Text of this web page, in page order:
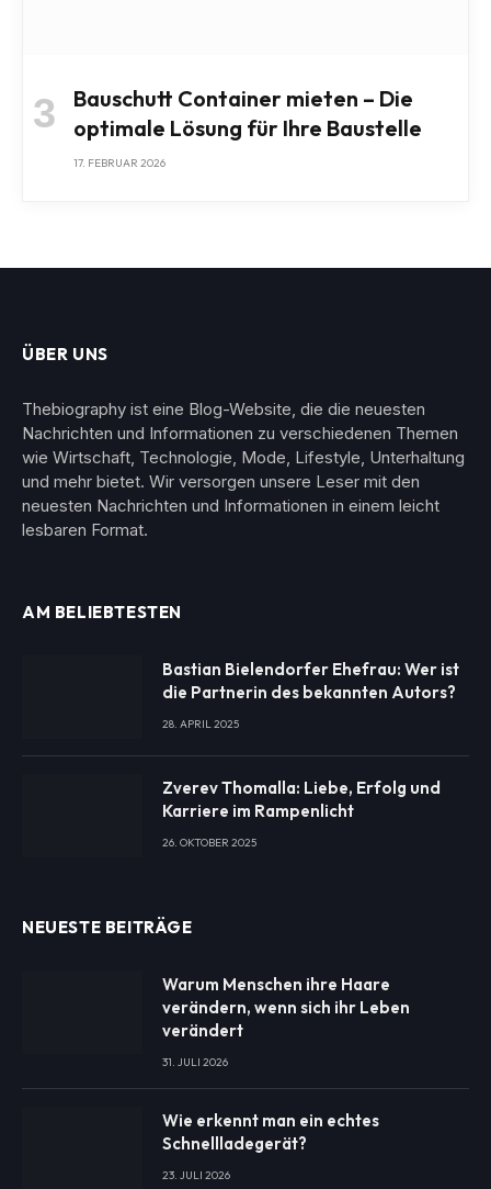
Bauschutt Container mieten – Die
optimale Lösung für Ihre Baustelle
17. FEBRUAR 2026
ÜBER UNS
Thebiography ist eine Blog-Website, die die neuesten
Nachrichten und Informationen zu verschiedenen Themen
wie Wirtschaft, Technologie, Mode, Lifestyle, Unterhaltung
und mehr bietet. Wir versorgen unsere Leser mit den
neuesten Nachrichten und Informationen in einem leicht
lesbaren Format.
AM BELIEBTESTEN
Bastian Bielendorfer Ehefrau: Wer ist
die Partnerin des bekannten Autors?
28. APRIL 2025
Zverev Thomalla: Liebe, Erfolg und
Karriere im Rampenlicht
26. OKTOBER 2025
NEUESTE BEITRÄGE
Warum Menschen ihre Haare
verändern, wenn sich ihr Leben
verändert
31. JULI 2026
Wie erkennt man ein echtes
Schnellladegerät?
23. JULI 2026